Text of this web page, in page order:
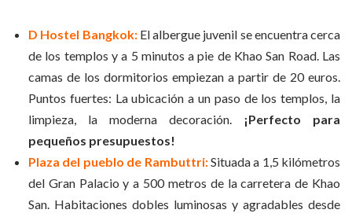
D Hostel Bangkok:El albergue juvenil se encuentra cerca
de los templos y a 5 minutos a pie de Khao San Road. Las
camas de los dormitorios empiezan a partir de 20 euros.
Puntos fuertes: La ubicación a un paso de los templos, la
limpieza, la moderna decoración. ¡Perfecto para
pequeños presupuestos!
Plaza del pueblo de Rambuttri:Situada a 1,5 kilómetros
del Gran Palacio y a 500 metros de la carretera de Khao
San. Habitaciones dobles luminosas y agradables desde